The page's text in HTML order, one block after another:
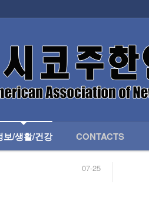
보/생활/건강 CONTACTS
04-04